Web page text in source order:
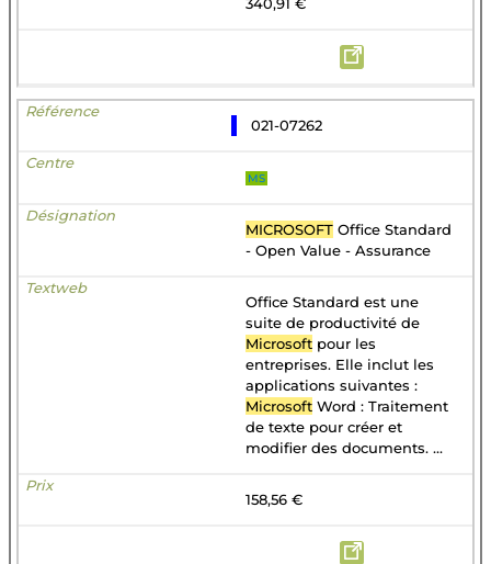
021-07262
MS
MICROSOFT Office Standard
- Open Value - Assurance
Office Standard est une
suite de productivité de
Microsoft pour les
entreprises. Elle inclut les
applications suivantes :
Microsoft Word : Traitement
de texte pour créer et
modifier des documents. ...
158,56 €